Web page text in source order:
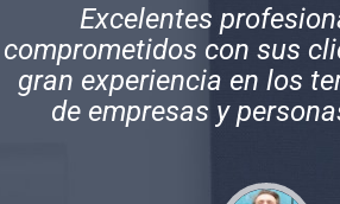
Excelentes
comprometidos con sus
gran experiencia en los
de empresas y